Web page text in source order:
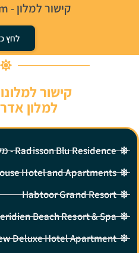
קישור למלון - Travelor.com
לחץ
קישור
למלון
Radisson Blu Residence - מלון דירות
Hotel and Apartments
Habtoor Grand Resort
Beach Resort & Spa
Deluxe Hotel Apartment